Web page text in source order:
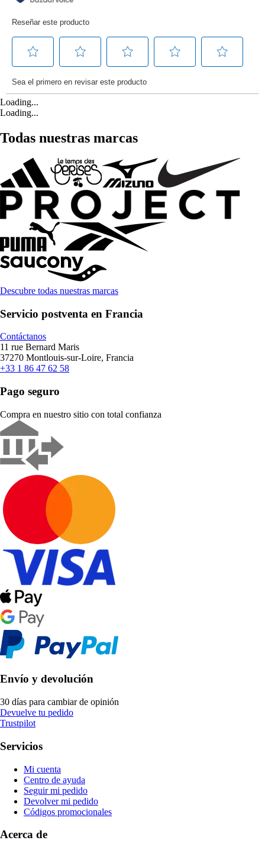
Loading...
Loading...
Todas nuestras marcas
Descubre todas nuestras marcas
Servicio postventa en Francia
Contáctanos
11 rue Bernard Maris
37270 Montlouis-sur-Loire, Francia
+33 1 86 47 62 58
Pago seguro
Compra en nuestro sitio con total confianza
Envío y devolución
30 días para cambiar de opinión
Devuelve tu pedido
Trustpilot
Servicios
Mi cuenta
Centro de ayuda
Seguir mi pedido
Devolver mi pedido
Códigos promocionales
Acerca de